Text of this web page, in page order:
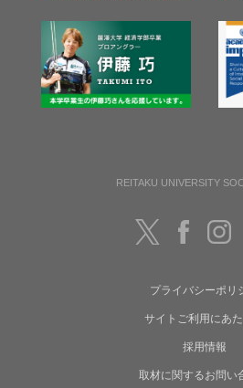
REITAKU UNIVERSITY
プライバシーポリ
サイトご利用にあ
採用情報
取材に関するお問い